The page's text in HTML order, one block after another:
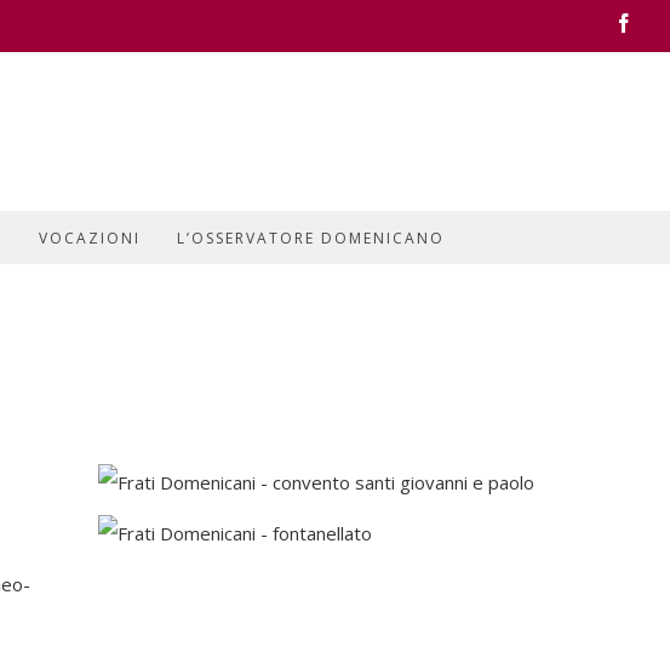
VOCAZIONI L’OSSERVATORE DOMENICANO